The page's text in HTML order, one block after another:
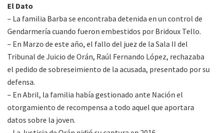
El Dato
– La familia Barba se encontraba detenida en un control de
Gendarmería cuando fueron embestidos por Bridoux Tello.
– En Marzo de este año, el fallo del juez de la Sala II del
Tribunal de Juicio de Orán, Raúl Fernando López, rechazaba
el pedido de sobreseimiento de la acusada, presentado por su
defensa.
– En Abril, la familia había gestionado ante Nación el
otorgamiento de recompensa a todo aquel que aportara
datos sobre la joven.